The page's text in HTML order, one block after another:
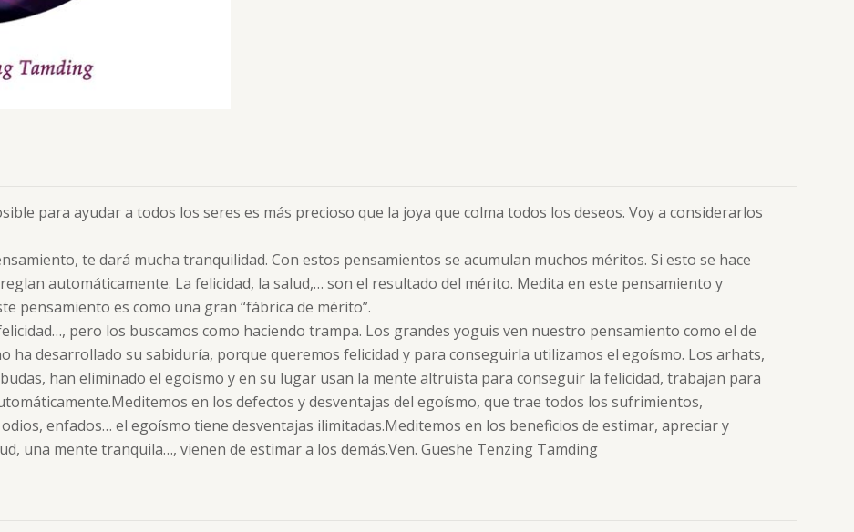
para ayudar a todos los seres es más precioso que la joya que colma todos los deseos. Voy a considerarlos
te dará mucha tranquilidad. Con estos pensamientos se acumulan muchos méritos. Si esto se hace
automáticamente. La felicidad, la salud,… son el resultado del mérito. Medita en este pensamiento y
pensamiento es como una gran “fábrica de mérito”.
pero los buscamos como haciendo trampa. Los grandes yoguis ven nuestro pensamiento como el de
ha desarrollado su sabiduría, porque queremos felicidad y para conseguirla utilizamos el egoísmo. Los arhats,
han eliminado el egoísmo y en su lugar usan la mente altruista para conseguir la felicidad, trabajan para
en los defectos y desventajas del egoísmo, que trae todos los sufrimientos,
enfados… el egoísmo tiene desventajas ilimitadas.Meditemos en los beneficios de estimar, apreciar y
una mente tranquila…, vienen de estimar a los demás.Ven. Gueshe Tenzing Tamding